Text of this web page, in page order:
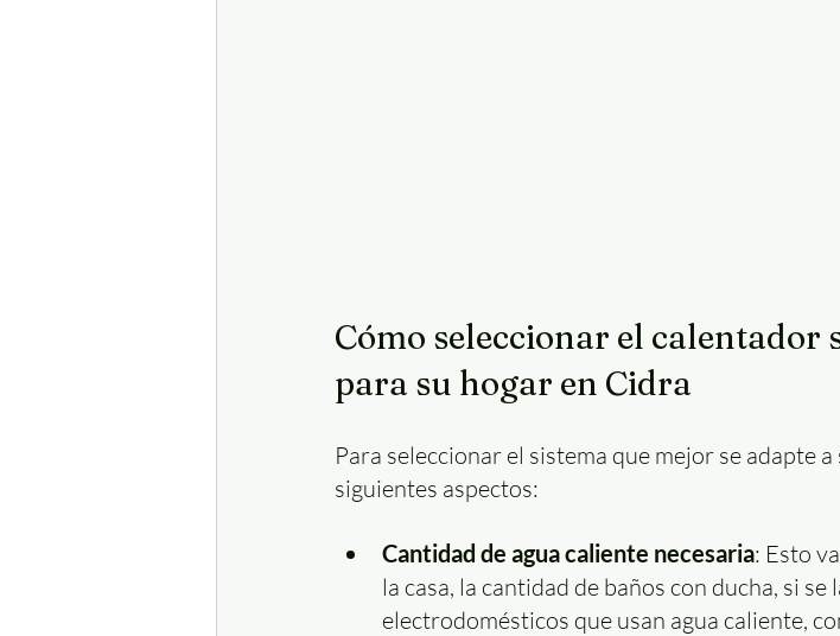
Cómo seleccionar el calentador
para su hogar en Cidra
Para seleccionar el sistema que mejor se adapte
siguientes aspectos:
Cantidad de agua caliente necesaria: Esto
la casa, la cantidad de baños con ducha, si
electrodomésticos que usan agua caliente,